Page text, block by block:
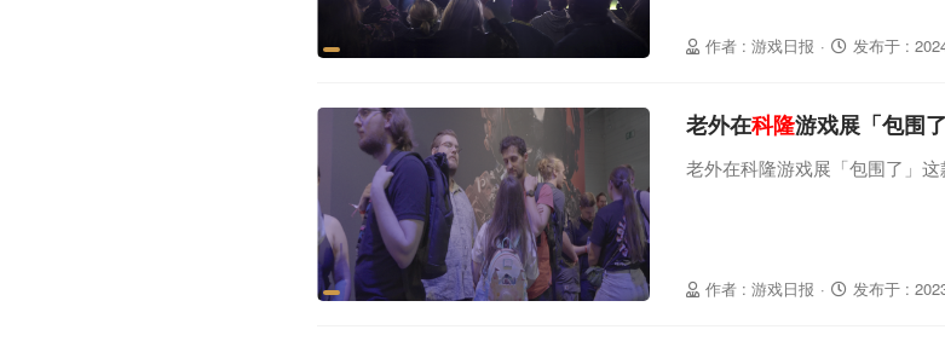
作者 : 游戏日报 · 发布于 :
作者 : 游戏日报 · 发布于 :
老外在科隆游戏展「包围
老外在科隆游戏展「包围了」